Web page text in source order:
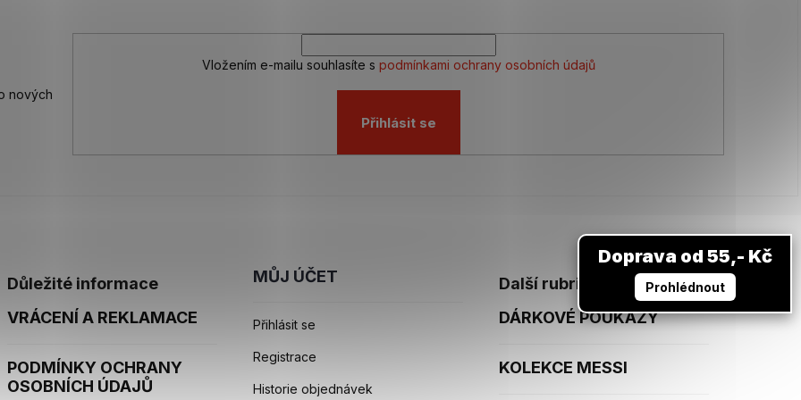
nových
Vložením e-mailu souhlasíte s podmínkami ochrany osobních údajů
Přihlásit se
Důležité informace
VRÁCENÍ A REKLAMACE
PODMÍNKY OCHRANY
OSOBNÍCH ÚDAJŮ
MŮJ ÚČET
Přihlásit se
Registrace
Historie objednávek
Další rubriky
DÁRKOVÉ POUKAZY
KOLEKCE MESSI
Doprava od 55,- Kč
Prohlédnout